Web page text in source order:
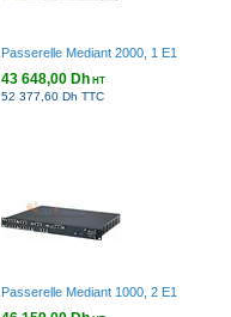
Passerelle Mediant 2000, 1 E1
43 648,00 DhHT
52 377,60 Dh TTC
Passerelle Mediant 1000, 2 E1